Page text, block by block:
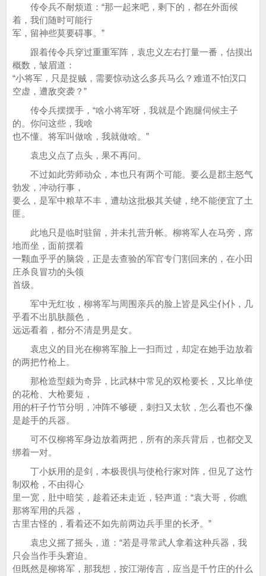
传令兵不耐烦道：“那一起来吧，剩下的，都在外面候
着，我们随时可能行
军，留神些莫要碍事。”
跟着传令兵穿过重重军阵，袁忠义左右打量一番，估摸出
概数，皱眉道：
“小将军，只是捉贼，需要惊动这么多兵马么？难道不怕汊口
空虚，遭敌突袭？”
传令兵摆摆手，“啥小将军呀，我就是个跑腿伺候主子
的。你问这些，我啥
也不懂。将军叫做啥，我就做啥。”
袁忠义点了点头，果不再问。
不过如此劳师动众，本也只有两个可能。要么是郡主怒气
勃发，冲动行事，
要么，是军中粮草不丰，遭劫这批极其关键，绝不能便宜了土
匪。
此地只是临时驻留，并未扎营升帐。柳将军人在马旁，席
地而坐，面前摆着
一颗血乎乎的脑袋，正是去查验的军官专门割回来的，在小田
庄杀良冒功的头领
首级。
军中无红妆，柳将军与周围亲兵的脸上皆是风尘仆仆，几
乎看不出肌肤颜色，
远远看着，都分不清是男是女。
袁忠义的目光在柳将军脸上一扫而过，却定在她手边放着
的两把竹枪上。
那枪造型颇为奇异，比武林中常见的双枪要长，又比单使
的花枪、大枪要短，
用的杆子竹节分明，冲阵不够硬，刺扫又太软，怎么看也不像
是趁手的兵器。
可不仅柳将军身边放着两把，所有的亲兵背后，也都交叉
绑着一对。
丁小妖用的是剑，本极畏惧与使枪行家对阵，但见了这竹
制双枪，不由得心
里一宽，肚中暗笑，趁着还未走近，轻声道：“袁大哥，你瞧
那将军用的兵器，
古里古怪的，看着还不如先前两边兵手里的长矛。”
袁忠义摇了摇头，道：“若是寻常武人拿着这种兵器，我
只会当作手头窘迫。
但既然是柳将军，那我想，按江湖传言，应当是千竹庄的什么